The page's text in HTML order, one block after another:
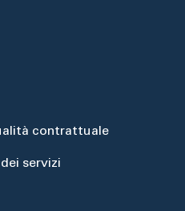
contrattuale
servizi